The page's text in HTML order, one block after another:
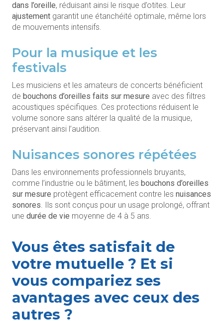
dans l’oreille, réduisant ainsi le risque d’otites. Leur
ajustement garantit une étanchéité optimale, même lors
de mouvements intensifs.
Pour la musique et les
festivals
Les musiciens et les amateurs de concerts bénéficient
de bouchons d’oreilles faits sur mesure avec des filtres
acoustiques spécifiques. Ces protections réduisent le
volume sonore sans altérer la qualité de la musique,
préservant ainsi l’audition.
Nuisances sonores répétées
Dans les environnements professionnels bruyants,
comme l’industrie ou le bâtiment, les bouchons d’oreilles
sur mesure protègent efficacement contre les nuisances
sonores. Ils sont conçus pour un usage prolongé, offrant
une durée de vie moyenne de 4 à 5 ans.
Vous êtes satisfait de
votre mutuelle ? Et si
vous compariez ses
avantages avec ceux des
autres ?